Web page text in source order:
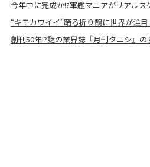
今年中に完成か!?軍艦マニアがリアルス
“キモカワイイ”踊る折り鶴に世界が注目
創刊50年!?謎の業界誌『月刊タニシ』の